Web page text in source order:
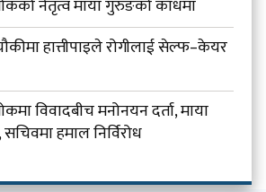
नेतृत्व माया गुरुङको काँधमा
हात्तीपाइले रोगीलाई सेल्फ–केयर
विवादबीच मनोनयन दर्ता, माया
हमाल निर्विरोध